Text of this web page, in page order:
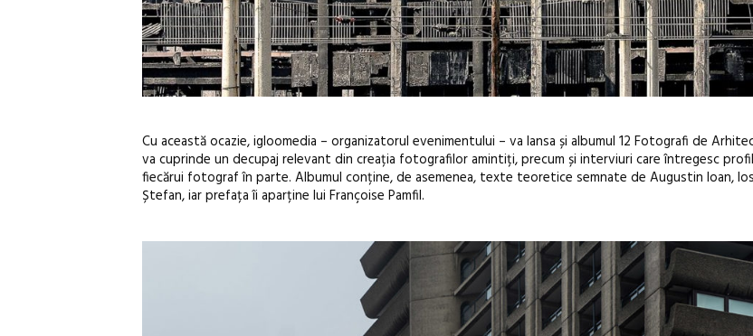
Cu această ocazie, igloomedia – organizatorul evenimentului – va lansa și albumul 12 Fotografi de
va cuprinde un decupaj relevant din creația fotografilor amintiți, precum și interviuri care întregesc
fiecărui fotograf în parte. Albumul conține, de asemenea, texte teoretice semnate de Augustin Ioan,
Ștefan, iar prefața îi aparține lui Françoise Pamfil.